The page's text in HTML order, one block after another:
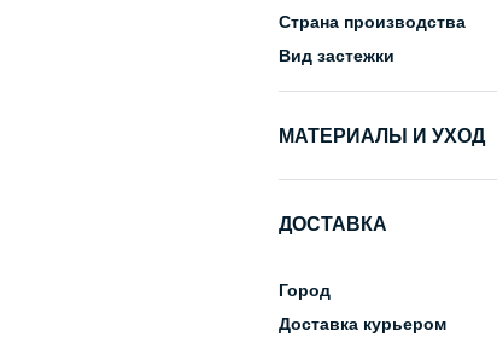
Страна производства
Вид застежки
МАТЕРИАЛЫ И УХОД
ДОСТАВКА
Город
Доставка курьером